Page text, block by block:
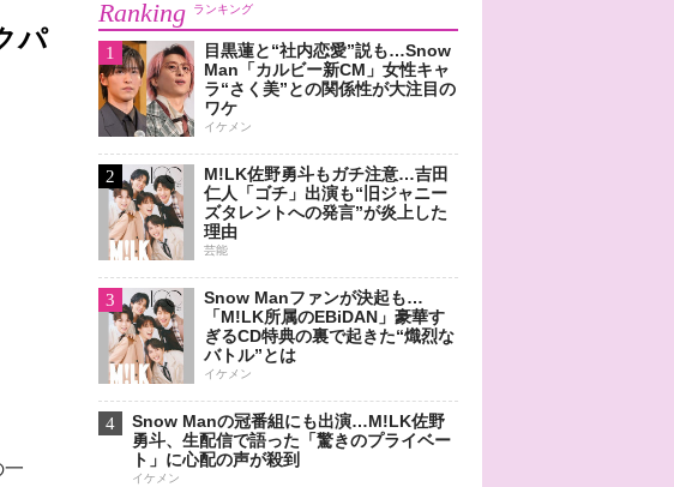
パ
一
Ranking ランキング
1
目黒蓮と“社内恋愛”説も…Snow
Man「カルビー新CM」女性キャ
ラ“さく美”との関係性が大注目の
ワケ
イケメン
2
M!LK佐野勇斗もガチ注意…吉田
仁人「ゴチ」出演も“旧ジャニー
ズタレントへの発言”が炎上した
理由
芸能
3
Snow Manファンが決起も…
「M!LK所属のEBiDAN」豪華す
ぎるCD特典の裏で起きた“熾烈な
バトル”とは
イケメン
4
Snow Manの冠番組にも出演…M!LK佐野
勇斗、生配信で語った「驚きのプライベー
ト」に心配の声が殺到
イケメン